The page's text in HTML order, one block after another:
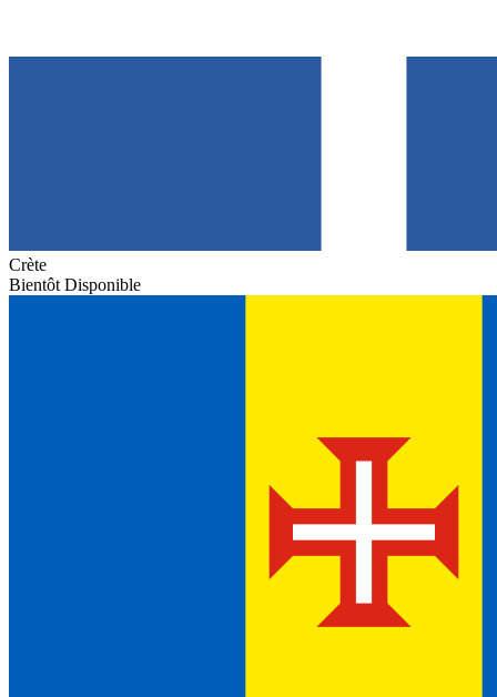
Crète
Bientôt Disponible